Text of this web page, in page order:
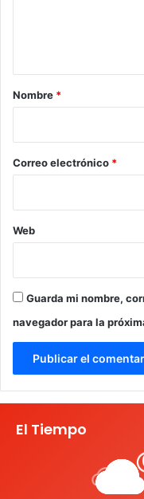
r
*
Nombre *
Correo electrónico *
Web
Guarda mi nombre,
navegador para la
El Tiempo